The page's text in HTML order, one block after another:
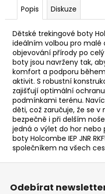
Popis Diskuze
Dětské trekingové boty
ideálním volbou pro malé
objevování přírody po
boty jsou navrženy tak,
komfort a podporu
aktivit. S robustní
zajišťují optimální
podmínkami terénu.
děti, což zaručuje, že se
bezpečně i při delším
jedná o výlet do hor nebo
boty Holcombe IEP JNR
společníkem na všech
Z
Odebírat